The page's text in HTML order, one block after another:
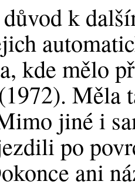
k
kde mělo
Měla
jiné i
po
ani